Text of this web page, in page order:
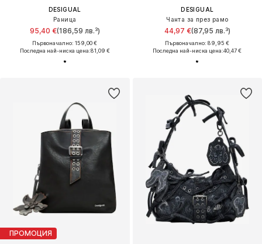
DESIGUAL
Раница
95,40 €(186,59 лв.³)
Първоначално: 159,00 €
Последна най-ниска цена:81,09 €
DESIGUAL
Чанта за през рамо
44,97 €(87,95 лв.³)
Първоначално: 89,95 €
Последна най-ниска цена:40,47 €
ПРОМОЦИЯ